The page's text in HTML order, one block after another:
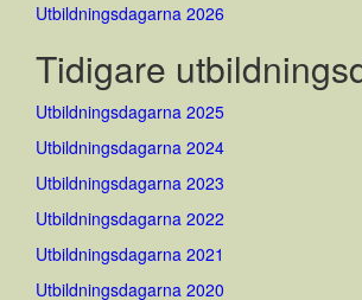
Utbildningsdagarna 2026
Tidigare
Utbildningsdagarna 2025
Utbildningsdagarna 2024
Utbildningsdagarna 2023
Utbildningsdagarna 2022
Utbildningsdagarna 2021
Utbildningsdagarna 2020